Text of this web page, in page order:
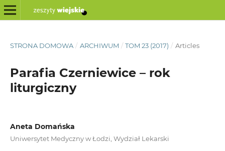
STRONA DOMOWA / ARCHIWUM / TOM 23 (2017) / Articles
Parafia Czerniewice – rok
liturgiczny
Aneta Domańska
Uniwersytet Medyczny w Łodzi, Wydział Lekarski